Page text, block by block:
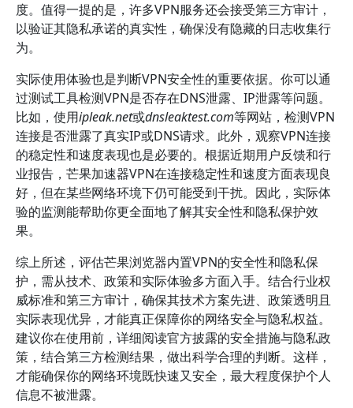
度。值得一提的是，许多VPN服务还会接受第三方审计，
以验证其隐私承诺的真实性，确保没有隐藏的日志收集行
为。
实际使用体验也是判断VPN安全性的重要依据。你可以通
过测试工具检测VPN是否存在DNS泄露、IP泄露等问题。
比如，使用ipleak.net或dnsleaktest.com等网站，检测VPN
连接是否泄露了真实IP或DNS请求。此外，观察VPN连接
的稳定性和速度表现也是必要的。根据近期用户反馈和行
业报告，芒果加速器VPN在连接稳定性和速度方面表现良
好，但在某些网络环境下仍可能受到干扰。因此，实际体
验的监测能帮助你更全面地了解其安全性和隐私保护效
果。
综上所述，评估芒果浏览器内置VPN的安全性和隐私保
护，需从技术、政策和实际体验多方面入手。结合行业权
威标准和第三方审计，确保其技术方案先进、政策透明且
实际表现优异，才能真正保障你的网络安全与隐私权益。
建议你在使用前，详细阅读官方披露的安全措施与隐私政
策，结合第三方检测结果，做出科学合理的判断。这样，
才能确保你的网络环境既快速又安全，最大程度保护个人
信息不被泄露。